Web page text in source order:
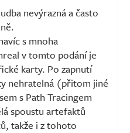
nevýrazná a často
s mnoha
v tomto podání je
karty. Po zapnutí
nehratelná (přitom jiné
s Path Tracingem
spoustu artefaktů
takže i z tohoto